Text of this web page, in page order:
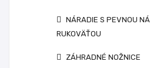
NÁRADIE S PEVNOU
RUKOVÄŤOU
ZÁHRADNÉ NOŽNICE